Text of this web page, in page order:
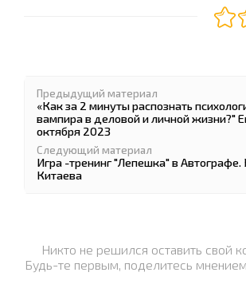
Предыдущий материал
«Как за 2 минуты распознать
вампира в деловой и личной жизни?"
октября 2023
Следующий материал
Игра -тренинг "Лепешка" в Автографе.
Китаева
Никто не решился оставить свой
Будь-те первым, поделитесь